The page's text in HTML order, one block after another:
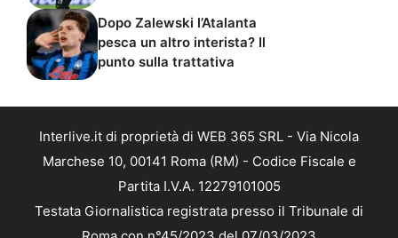
Dopo Zalewski l’Atalanta
pesca un altro interista? Il
punto sulla trattativa
Interlive.it di proprietà di WEB 365 SRL - Via Nicola
Marchese 10, 00141 Roma (RM) - Codice Fiscale e
Partita I.V.A. 12279101005
Testata Giornalistica registrata presso il Tribunale di